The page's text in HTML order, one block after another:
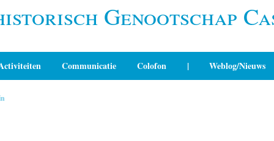
Genootschap
Communicatie Colofon | Weblog/Nieuws